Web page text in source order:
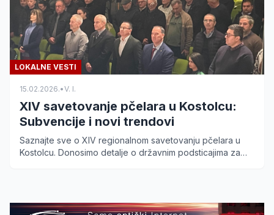
LOKALNE VESTI
15.02.2026.•V. I.
XIV savetovanje pčelara u Kostolcu:
Subvencije i novi trendovi
Saznajte sve o XIV regionalnom savetovanju pčelara u
Kostolcu. Donosimo detalje o državnim podsticajima za